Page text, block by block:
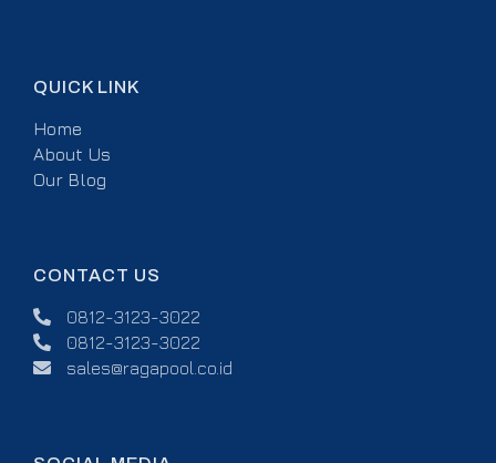
QUICK LINK
Home
About Us
Our Blog
CONTACT US
0812-3123-3022
0812-3123-3022
sales@ragapool.co.id